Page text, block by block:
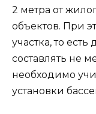
2 метра от
объектов. При
участка, то
составлять не
необходимо
установки